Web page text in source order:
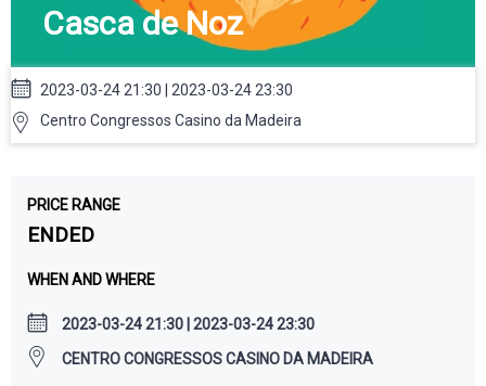
Casca de Noz
2023-03-24 21:30 | 2023-03-24 23:30
Centro Congressos Casino da Madeira
PRICE RANGE
ENDED
WHEN AND WHERE
2023-03-24 21:30 | 2023-03-24 23:30
CENTRO CONGRESSOS CASINO DA MADEIRA